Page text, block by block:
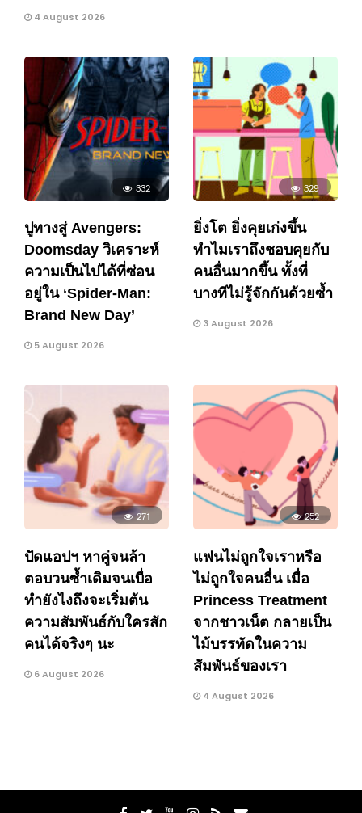
4 August 2026
332
ปูทางสู่ Avengers:
Doomsday วิเคราะห์
ความเป็นไปได้ที่ซ่อน
อยู่ใน ‘Spider-Man:
Brand New Day’
5 August 2026
329
ยิ่งโต ยิ่งคุยเก่งขึ้น
ทำไมเราถึงชอบคุยกับ
คนอื่นมากขึ้น ทั้งที่
บางทีไม่รู้จักกันด้วยซ้ำ
3 August 2026
271
ปัดแอปฯ หาคู่จนล้า
ตอบวนซ้ำเดิมจนเบื่อ
ทำยังไงถึงจะเริ่มต้น
ความสัมพันธ์กับใครสัก
คนได้จริงๆ นะ
6 August 2026
252
แฟนไม่ถูกใจเราหรือ
ไม่ถูกใจคนอื่น เมื่อ
Princess Treatment
จากชาวเน็ต กลายเป็น
ไม้บรรทัดในความ
สัมพันธ์ของเรา
4 August 2026